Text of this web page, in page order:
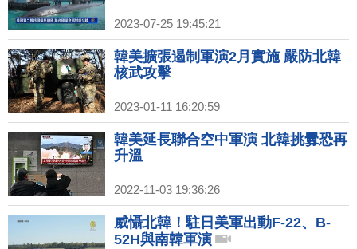
2023-07-25 19:45:21
韓美擴張遏制軍演2月實施 嚴防北韓
核武攻擊
2023-01-11 16:20:59
韓美延長聯合空中軍演 北韓挑釁恐再
升溫
2022-11-03 19:36:26
威懾北韓！駐日美軍出動F-22、B-
52H與南韓軍演